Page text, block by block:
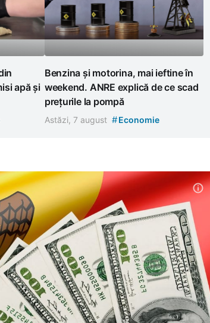
apă și
Benzina și motorina, mai ieftine în
weekend. ANRE explică de ce scad
prețurile la pompă
Astăzi, 7 august #Economie